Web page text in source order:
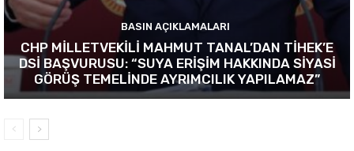
BASIN AÇIKLAMALARI
CHP MİLLETVEKİLİ MAHMUT TANAL’DAN TİHEK’E
DSİ BAŞVURUSU: “SUYA ERİŞİM HAKKINDA SİYASİ
GÖRÜŞ TEMELİNDE AYRIMCILIK YAPILAMAZ”